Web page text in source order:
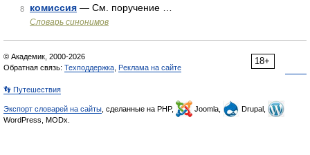
8 комиссия — См. поручение …
Словарь синонимов
18+
© Академик, 2000-2026
Обратная связь: Техподдержка Реклама на сайте
👣 Путешествия
Экспорт словарей на сайты , сделанные на PHP, Joomla,
Drupal,
WordPress, MODx.